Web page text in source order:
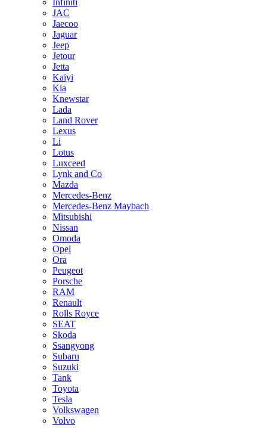
Infiniti
JAC
Jaecoo
Jaguar
Jeep
Jetour
Jetta
Kaiyi
Kia
Knewstar
Lada
Land Rover
Lexus
Li
Lotus
Luxceed
Lynk and Co
Mazda
Mercedes-Benz
Mercedes-Benz Maybach
Mitsubishi
Nissan
Omoda
Opel
Ora
Peugeot
Porsche
RAM
Renault
Rolls Royce
SEAT
Skoda
Ssangyong
Subaru
Suzuki
Tank
Toyota
Tesla
Volkswagen
Volvo